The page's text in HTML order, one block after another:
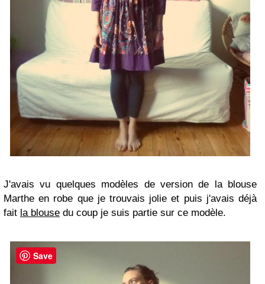
J'avais vu quelques modèles de version de la blouse
Marthe en robe que je trouvais jolie et puis j'avais déjà
fait la blouse du coup je suis partie sur ce modèle.
Save